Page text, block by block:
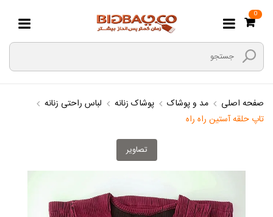
0
صفحه اصلی مد و پوشاک پوشاک زنانه
لباس راحتی زنانه
تاپ حلقه آستین راه راه
تصاویر